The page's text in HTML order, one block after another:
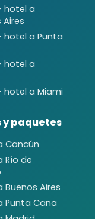
hotel a
Aires
hotel a Punta
hotel a
hotel a Miami
y paquetes
Cancún
Río de
Buenos Aires
Punta Cana